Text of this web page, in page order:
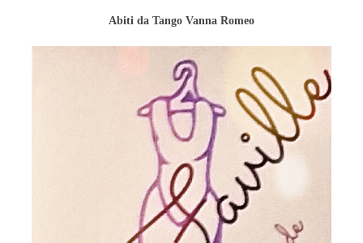
Abiti da Tango Vanna Romeo